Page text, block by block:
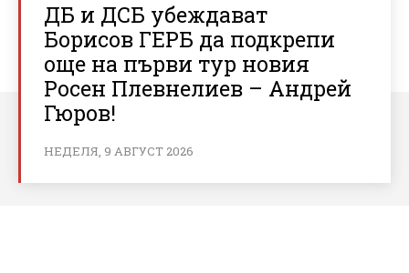
ДБ и ДСБ убеждават
Борисов ГЕРБ да подкрепи
още на първи тур новия
Росен Плевнелиев – Андрей
Гюров!
НЕДЕЛЯ, 9 АВГУСТ 2026